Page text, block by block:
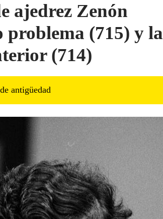
ajedrez Zenón
problema (715) y la
(714)
de antigüedad